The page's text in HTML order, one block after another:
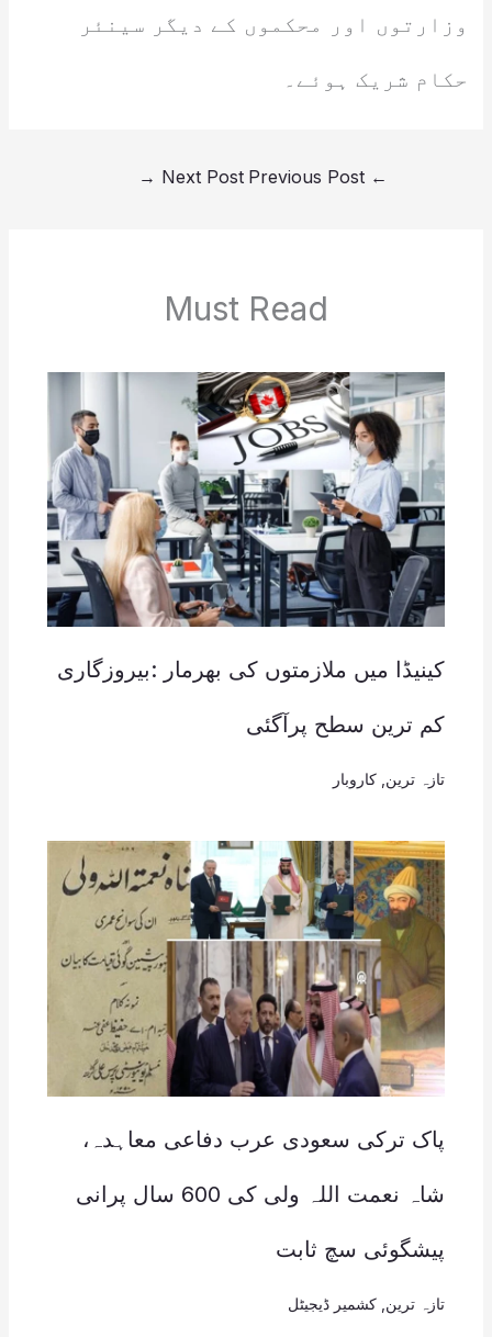
وزارتوں اور محکموں کے دیگر سینئر
حکام شریک ہوئے۔
←
Next Post
→
Must Read
کینیڈا میں ملازمتوں کی بھرمار :بیروزگاری
کم ترین سطح پرآگئی
تازہ ترین کاروبار
پاک ترکی سعودی عرب دفاعی معاہدہ،
شاہ نعمت اللہ ولی کی 600 سال پرانی
پیشگوئی سچ ثابت
تازہ ترین کشمیر ڈیجیٹل